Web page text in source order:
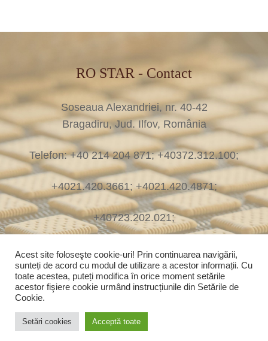
RO STAR - Contact
Soseaua Alexandriei, nr. 40-42
Bragadiru, Jud. Ilfov, România
Telefon: +40 214 204 871; +40372.312.100;
+4021.420.3661; +4021.420.4871;
+40723.202.021;
E-mail: assist@rostar.ro
E-mail: office@rostar.ro
Acest site foloseşte cookie-uri! Prin continuarea navigării,
sunteți de acord cu modul de utilizare a acestor informații. Cu
toate acestea, puteți modifica în orice moment setările
acestor fişiere cookie urmând instrucțiunile din Setările de
Cookie.
Setări cookies Acceptă toate